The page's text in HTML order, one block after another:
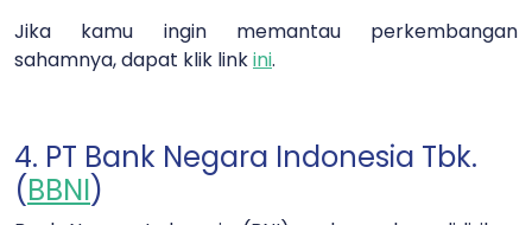
Jika kamu ingin memantau perkembangan
sahamnya, dapat klik linkini.
4. PT Bank Negara Indonesia Tbk.
(BBNI)